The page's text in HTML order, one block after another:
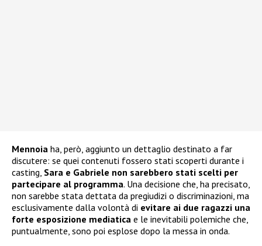
Mennoia ha, però, aggiunto un dettaglio destinato a far
discutere: se quei contenuti fossero stati scoperti durante i
casting, Sara e Gabriele non sarebbero stati scelti per
partecipare al programma. Una decisione che, ha precisato,
non sarebbe stata dettata da pregiudizi o discriminazioni, ma
esclusivamente dalla volontà di evitare ai due ragazzi una
forte esposizione mediatica e le inevitabili polemiche che,
puntualmente, sono poi esplose dopo la messa in onda.